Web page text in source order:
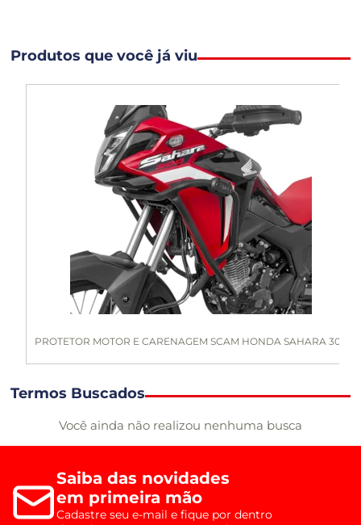
Produtos que você já viu
PROTETOR MOTOR E CARENAGEM SCAM HONDA SAHARA 30...
Termos Buscados
Você ainda não realizou nenhuma busca
Saiba das novidades
em primeira mão
Cadastre seu e-mail e fique por dentro